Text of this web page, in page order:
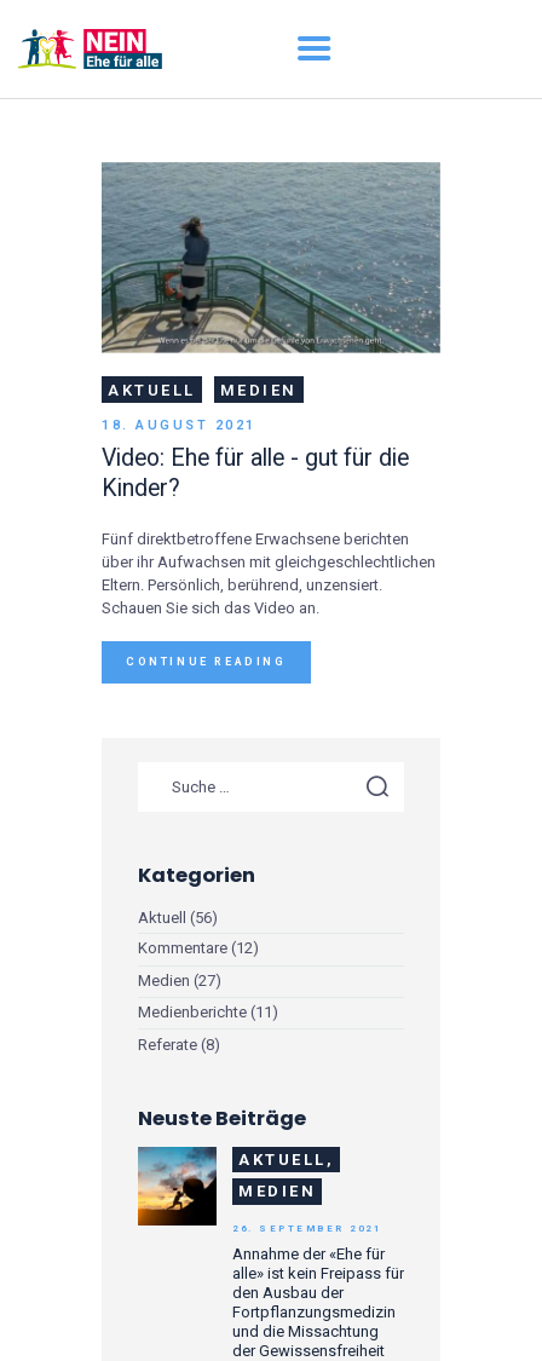
AKTUELL
DARUM GEHT ES
ÜBER UNS
DOWNLOADS
AKTUELL MEDIEN
18. AUGUST 2021
Video: Ehe für alle - gut für die
Kinder?
Fünf direktbetroffene Erwachsene berichten
über ihr Aufwachsen mit gleichgeschlechtlichen
Eltern. Persönlich, berührend, unzensiert.
Schauen Sie sich das Video an.
CONTINUE READING
Kategorien
Aktuell (56)
Kommentare (12)
Medien (27)
Medienberichte (11)
Referate (8)
Neuste Beiträge
AKTUELL,
MEDIEN
Annahme der «Ehe für
alle» ist kein Freipass für
den Ausbau der
Fortpflanzungsmedizin
und die Missachtung
der Gewissensfreiheit
26. SEPTEMBER 2021